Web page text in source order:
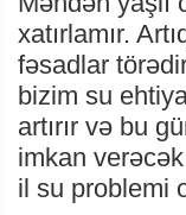
xatırlamır.
fəsadlar
bizim su
artırır və bu
imkan
il su problemi